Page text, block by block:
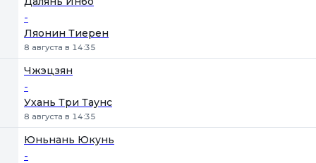
-
Ляонин Тиерен
8 августа в 14:35
Чжэцзян
-
Ухань Три Таунс
8 августа в 14:35
Юньнань Юкунь
-